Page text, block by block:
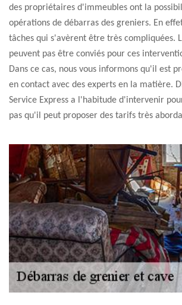
des propriétaires d'immeubles ont la
opérations de débarras des greniers. En
tâches qui s'avèrent être très compliquées.
peuvent pas être conviés pour ces
Dans ce cas, nous vous informons qu'il est
en contact avec des experts en la matière.
Service Express a l'habitude d'intervenir
pas qu'il peut proposer des tarifs très